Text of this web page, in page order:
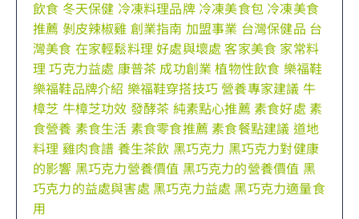
飲食 冬天保健 冷凍料理品牌 冷凍美食包 冷凍美食
推薦 剝皮辣椒雞 創業指南 加盟事業 台灣保健品 台
灣美食 在家輕鬆料理好處與壞處 客家美食 家常料
理巧克力益處 康普茶 成功創業 植物性飲食 樂福鞋
樂福鞋品牌介紹 樂福鞋穿搭技巧 營養專家建議 牛
樟芝 牛樟芝功效 發酵茶 純素點心推薦 素食好處 素
食營養 素食生活 素食零食推薦 素食餐點建議 道地
料理 雞肉食譜 養生茶飲 黑巧克力 黑巧克力對健康
的影響 黑巧克力營養價值 黑巧克力的營養價值 黑
巧克力的益處與害處 黑巧克力益處 黑巧克力適量食
用